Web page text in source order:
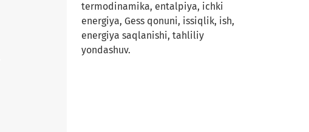
termodinamika, entalpiya, ichki
energiya, Gess qonuni, issiqlik, ish,
energiya saqlanishi, tahliliy
yondashuv.